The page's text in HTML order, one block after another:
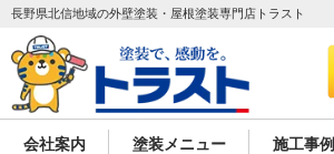
長野県北信地域の外壁塗装・屋根塗装専門店トラスト
会社案内 塗装メニュー 施工事例